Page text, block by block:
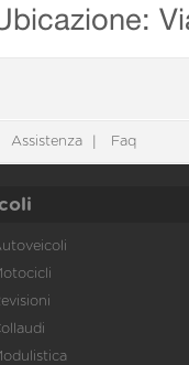
Assistenza Faq